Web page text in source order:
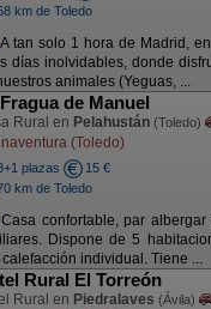
km de Toledo
A tan solo 1 hora de Madrid,
días inolvidables, donde
animales (Yeguas, ...
de Manuel
Rural en Pelahustán (Toledo)
(Toledo)
plazas
15 €
km de Toledo
Casa confortable, par
Dispone de 5
individual. Tiene ...
Rural El Torreón
Rural en Piedralaves (Ávila)